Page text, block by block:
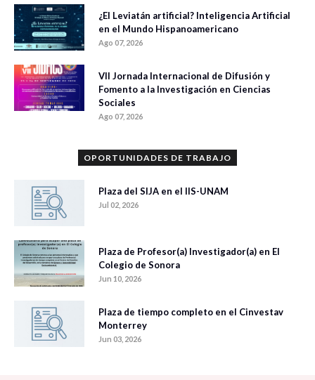
¿El Leviatán artificial? Inteligencia Artificial
en el Mundo Hispanoamericano
Ago 07, 2026
VII Jornada Internacional de Difusión y
Fomento a la Investigación en Ciencias
Sociales
Ago 07, 2026
OPORTUNIDADES DE TRABAJO
Plaza del SIJA en el IIS-UNAM
Jul 02, 2026
Plaza de Profesor(a) Investigador(a) en El
Colegio de Sonora
Jun 10, 2026
Plaza de tiempo completo en el Cinvestav
Monterrey
Jun 03, 2026